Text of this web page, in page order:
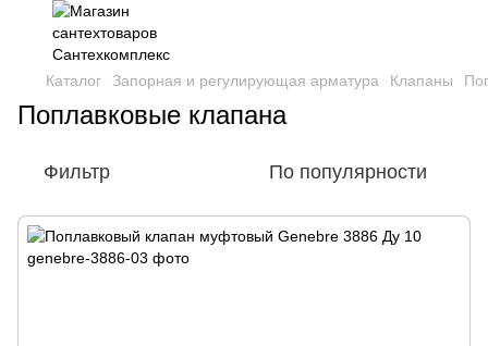
Каталог Запорная и регулирующая арматура Клапаны
Поплавковые клапана
Фильтр По популярности